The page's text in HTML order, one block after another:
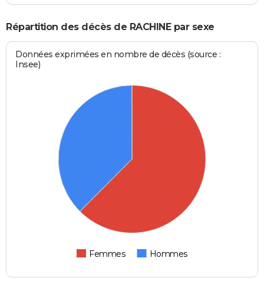
Répartition des décès de RACHINE par sexe
Données exprimées en nombre de décès (source :
Insee)
Femmes Hommes